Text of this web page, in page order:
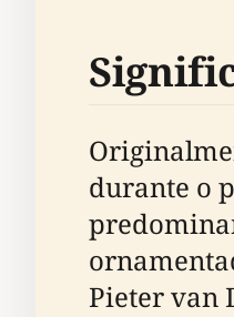
durante o
Pieter van